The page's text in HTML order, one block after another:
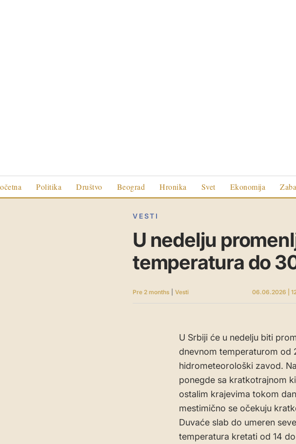
Politika Društvo Beograd Hronika Svet Ekonomija
VESTI
U nedelju
temperatura do
Pre 2 months Vesti 06.06.2026 |
U Srbiji će u nedelju biti
dnevnom temperaturom od
hidrometeorološki zavod.
ponegde sa kratkotrajnom
ostalim krajevima tokom
mestimično se očekuju
Duvaće slab do umeren
temperatura kretati od 14